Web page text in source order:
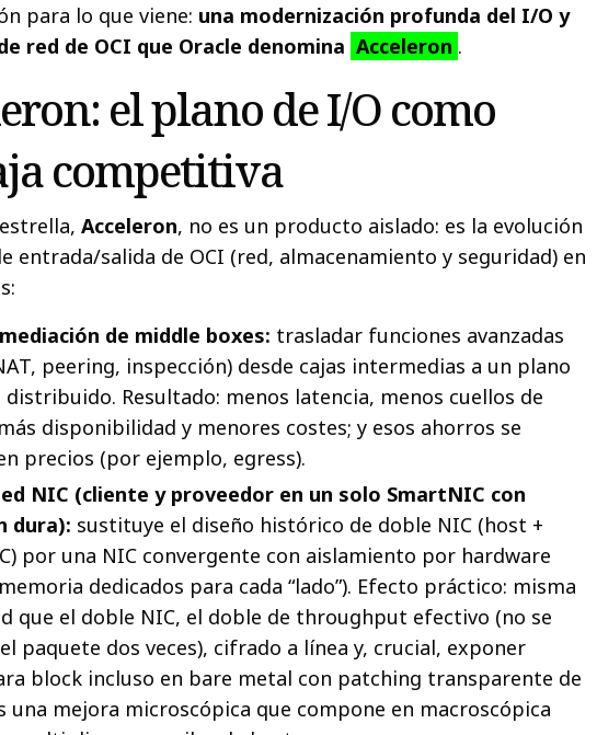
para lo que viene: una modernización profunda del I/O y
red de OCI que Oracle denomina Acceleron .
el plano de I/O como
competitiva
Acceleron, no es un producto aislado: es la evolución
entrada/salida de OCI (red, almacenamiento y seguridad) en
de middle boxes: trasladar funciones avanzadas
peering, inspección) desde cajas intermedias a un plano
distribuido. Resultado: menos latencia, menos cuellos de
disponibilidad y menores costes; y esos ahorros se
precios (por ejemplo, egress).
NIC (cliente y proveedor en un solo SmartNIC con
dura): sustituye el diseño histórico de doble NIC (host +
por una NIC convergente con aislamiento por hardware
dedicados para cada “lado”). Efecto práctico: misma
que el doble NIC, el doble de throughput efectivo (no se
paquete dos veces), cifrado a línea y, crucial, exponer
block incluso en bare metal con patching transparente de
una mejora microscópica que compone en macroscópica